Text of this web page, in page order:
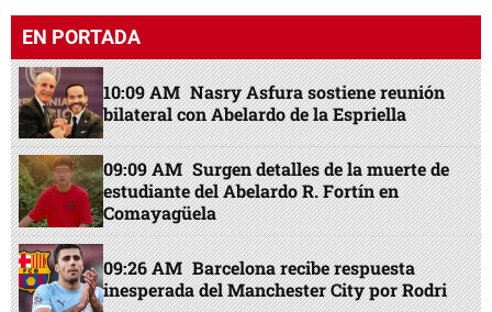
EN PORTADA
10:09 AM Nasry Asfura sostiene reunión
bilateral con Abelardo de la Espriella
09:09 AM Surgen detalles de la muerte de
estudiante del Abelardo R. Fortín en
Comayagüela
09:26 AM Barcelona recibe respuesta
inesperada del Manchester City por Rodri